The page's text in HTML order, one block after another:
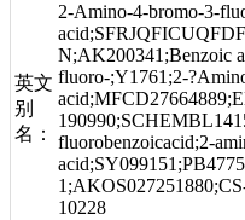
英文
别
名：
2-Amino-4-bromo-3-
N;AK200341;Benzoic
fluoro-;Y1761;2-
fluorobenzoicacid;2-
10228